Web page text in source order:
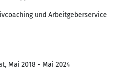
und Arbeitgeberservice
Mai 2018 - Mai 2024